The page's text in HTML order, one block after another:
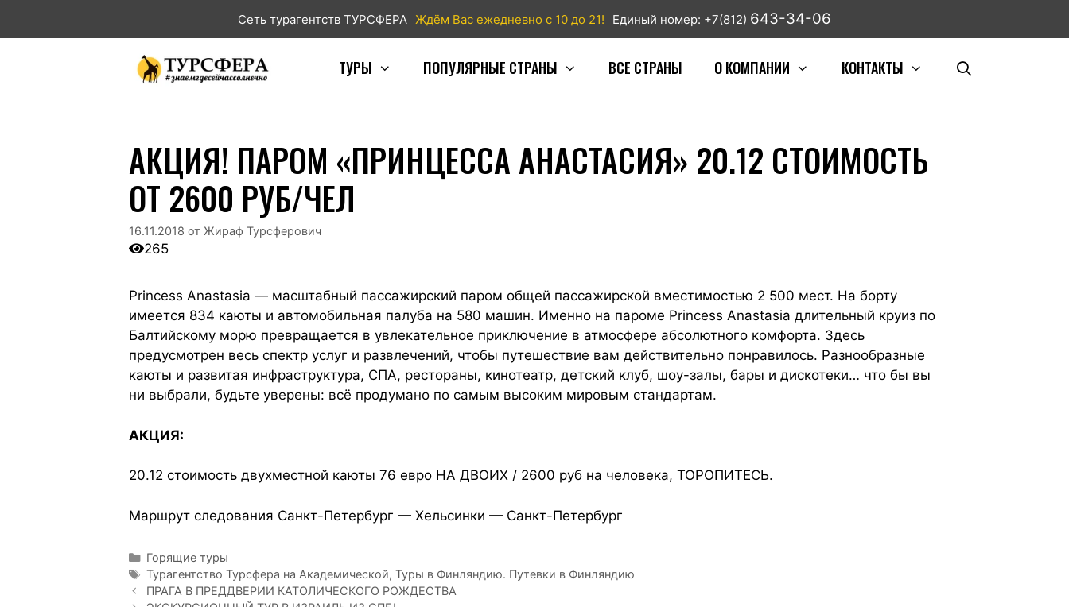
Сеть турагентств ТУРСФЕРА Ждём Вас ежедневно с 10 до 21! Единый номер: +7(812) 643-34-06
ТУРЫ ПОПУЛЯРНЫЕ СТРАНЫ ВСЕ СТРАНЫ О КОМПАНИИ КОНТАКТЫ
АКЦИЯ! ПАРОМ «ПРИНЦЕССА АНАСТАСИЯ» 20.12 СТОИМОСТЬ
ОТ 2600 РУБ/ЧЕЛ
16.11.2018 от Жираф Турсферович
265
Princess Anastasia — масштабный пассажирский паром общей пассажирской вместимостью 2 500 мест. На борту
имеется 834 каюты и автомобильная палуба на 580 машин. Именно на пароме Princess Anastasia длительный круиз по
Балтийскому морю превращается в увлекательное приключение в атмосфере абсолютного комфорта. Здесь
предусмотрен весь спектр услуг и развлечений, чтобы путешествие вам действительно понравилось. Разнообразные
каюты и развитая инфраструктура, СПА, рестораны, кинотеатр, детский клуб, шоу-залы, бары и дискотеки… что бы вы
ни выбрали, будьте уверены: всё продумано по самым высоким мировым стандартам.
АКЦИЯ:
20.12 стоимость двухместной каюты 76 евро НА ДВОИХ / 2600 руб на человека, ТОРОПИТЕСЬ.
Маршрут следования Санкт-Петербург — Хельсинки — Санкт-Петербург
Горящие туры
Турагентство Турсфера на Академической, Туры в Финляндию. Путевки в Финляндию
ПРАГА В ПРЕДДВЕРИИ КАТОЛИЧЕСКОГО РОЖДЕСТВА